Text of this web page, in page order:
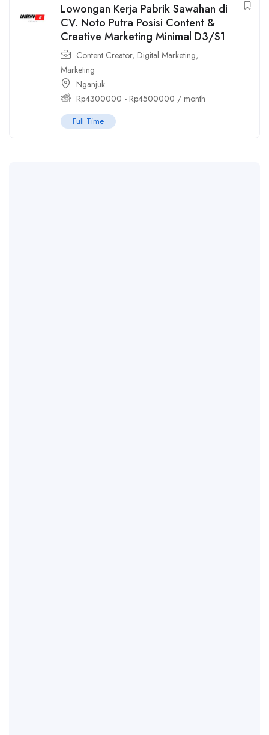
Lowongan Kerja Pabrik Sawahan di
CV. Noto Putra Posisi Content &
Creative Marketing Minimal D3/S1
Content Creator, Digital Marketing,
Marketing
Nganjuk
Rp4300000 - Rp4500000 / month
Full Time